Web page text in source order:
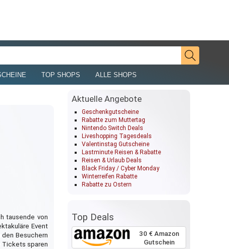
TOP SHOPS ALLE SHOPS
tausende von
Event
Besuchern
Tickets sparen
Aktuelle Angebote
Geschenkgutscheine
Rabatte zum Muttertag
Nintendo Switch Deals
Liveshopping Tagesdeals
Valentinstag Gutscheine
Lastminute Reisen & Rabatte
Reisen & Urlaub Deals
Black Friday / Cyber Monday
Winterreifen Rabatte
Rabatte zu Ostern
Top Deals
30 € Amazon
Gutschein